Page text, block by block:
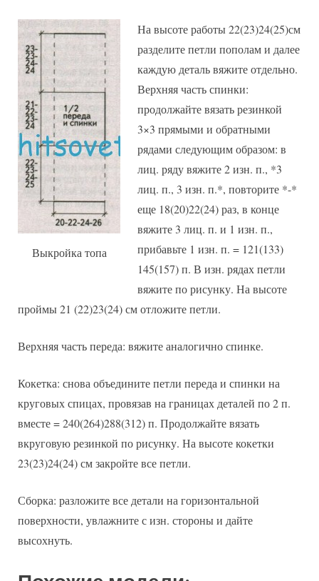
Выкройка топа
На высоте работы 22(23)24(25)см
разделите петли пополам и далее
каждую деталь вяжите отдельно.
Верхняя часть спинки:
продолжайте вязать резинкой
3×3 прямыми и обратными
рядами следующим образом: в
лиц. ряду вяжите 2 изн. п., *3
лиц. п., 3 изн. п.*, повторите *-*
еще 18(20)22(24) раз, в конце
вяжите 3 лиц. п. и 1 изн. п.,
прибавьте 1 изн. п. = 121(133)
145(157) п. В изн. рядах петли
вяжите по рисунку. На высоте
проймы 21 (22)23(24) см отложите петли.
Верхняя часть переда: вяжите аналогично спинке.
Кокетка: снова объедините петли переда и спинки на
круговых спицах, провязав на границах деталей по 2 п.
вместе = 240(264)288(312) п. Продолжайте вязать
вкруговую резинкой по рисунку. На высоте кокетки
23(23)24(24) см закройте все петли.
Сборка: разложите все детали на горизонтальной
поверхности, увлажните с изн. стороны и дайте
высохнуть.